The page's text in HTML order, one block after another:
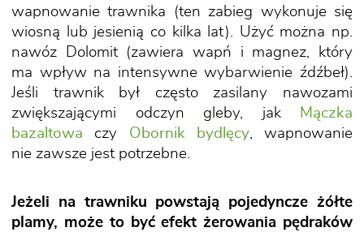
wapnowanie trawnika (ten zabieg wykonuje się
wiosną lub jesienią co kilka lat). Użyć można np.
nawóz Dolomit (zawiera wapń i magnez, który
ma wpływ na intensywne wybarwienie źdźbeł).
Jeśli trawnik był często zasilany nawozami
zwiększającymi odczyn gleby, jak
Mączka
bazaltowa czy Obornik bydlęcy, wapnowanie
nie zawsze jest potrzebne.
Jeżeli na trawniku powstają pojedyncze żółte
plamy, może to być efekt żerowania pędraków